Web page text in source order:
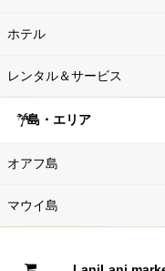
ホテル
レンタル＆サービス
島・エリア
オアフ島
マウイ島